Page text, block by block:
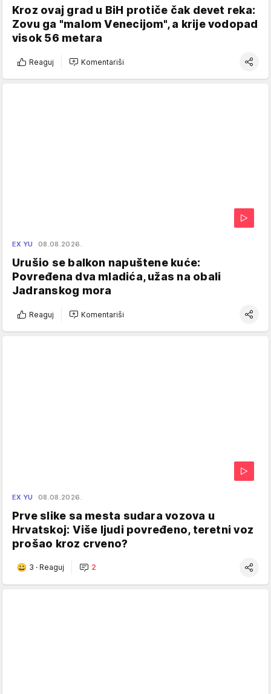
Kroz ovaj grad u BiH protiče čak devet reka:
Zovu ga "malom Venecijom", a krije vodopad
visok 56 metara
Reaguj Komentariši
EX YU 08.08.2026.
Urušio se balkon napuštene kuće:
Povređena dva mladića, užas na obali
Jadranskog mora
Reaguj Komentariši
EX YU 08.08.2026.
Prve slike sa mesta sudara vozova u
Hrvatskoj: Više ljudi povređeno, teretni voz
prošao kroz crveno?
3 · Reaguj 2